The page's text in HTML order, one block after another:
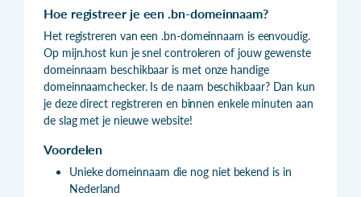
Hoe registreer je een .bn-domeinnaam?
Het registreren van een .bn-domeinnaam is eenvoudig.
Op mijn.host kun je snel controleren of jouw gewenste
domeinnaam beschikbaar is met onze handige
domeinnaamchecker. Is de naam beschikbaar? Dan kun
je deze direct registreren en binnen enkele minuten aan
de slag met je nieuwe website!
Voordelen
Unieke domeinnaam die nog niet bekend is in
Nederland